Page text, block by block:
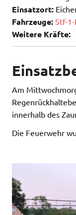
Einsatzort:
Fahrzeuge: Stf-
Weitere Kräfte:
Am
innerhalb des
Die Feuerwehr